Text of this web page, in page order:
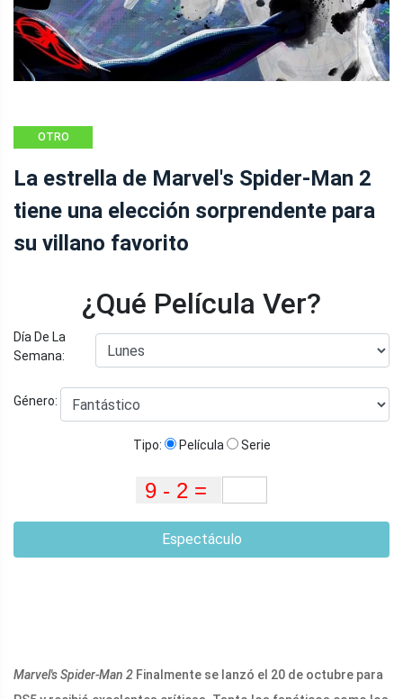
OTRO
La estrella de Marvel's Spider-Man 2
tiene una elección sorprendente para
su villano favorito
¿Qué Película Ver?
Día De La
Semana:
Género:
Tipo: Película Serie
Espectáculo
Marvel's Spider-Man 2 Finalmente se lanzó el 20 de octubre para